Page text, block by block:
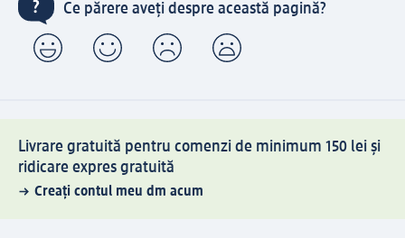
Ce părere aveți despre această pagină?
Livrare gratuită pentru comenzi de minimum 150 lei și
ridicare expres gratuită
Creați contul meu dm acum